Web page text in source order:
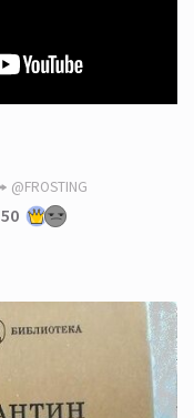
@FROSTING
50